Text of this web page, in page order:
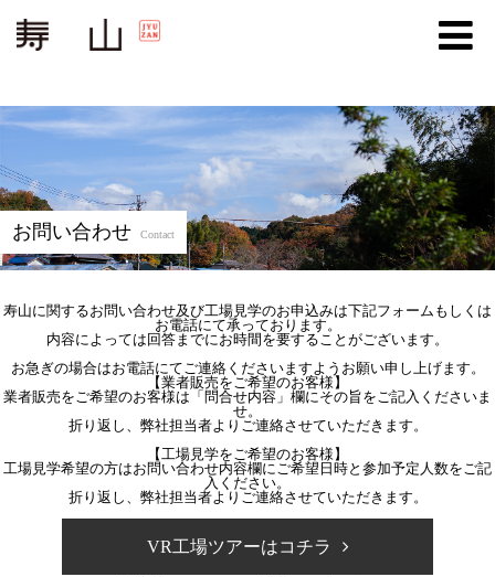
お問い合わせ Contact
寿山に関するお問い合わせ及び工場見学のお申込みは下記フォームもしくは
お電話にて承っております。
内容によっては回答までにお時間を要することがございます。
お急ぎの場合はお電話にてご連絡くださいますようお願い申し上げます。
【業者販売をご希望のお客様】
業者販売をご希望のお客様は「問合せ内容」欄にその旨をご記入くださいま
せ。
折り返し、弊社担当者よりご連絡させていただきます。
【工場見学をご希望のお客様】
工場見学希望の方はお問い合わせ内容欄にご希望日時と参加予定人数をご記
入ください。
折り返し、弊社担当者よりご連絡させていただきます。
VR工場ツアーはコチラ